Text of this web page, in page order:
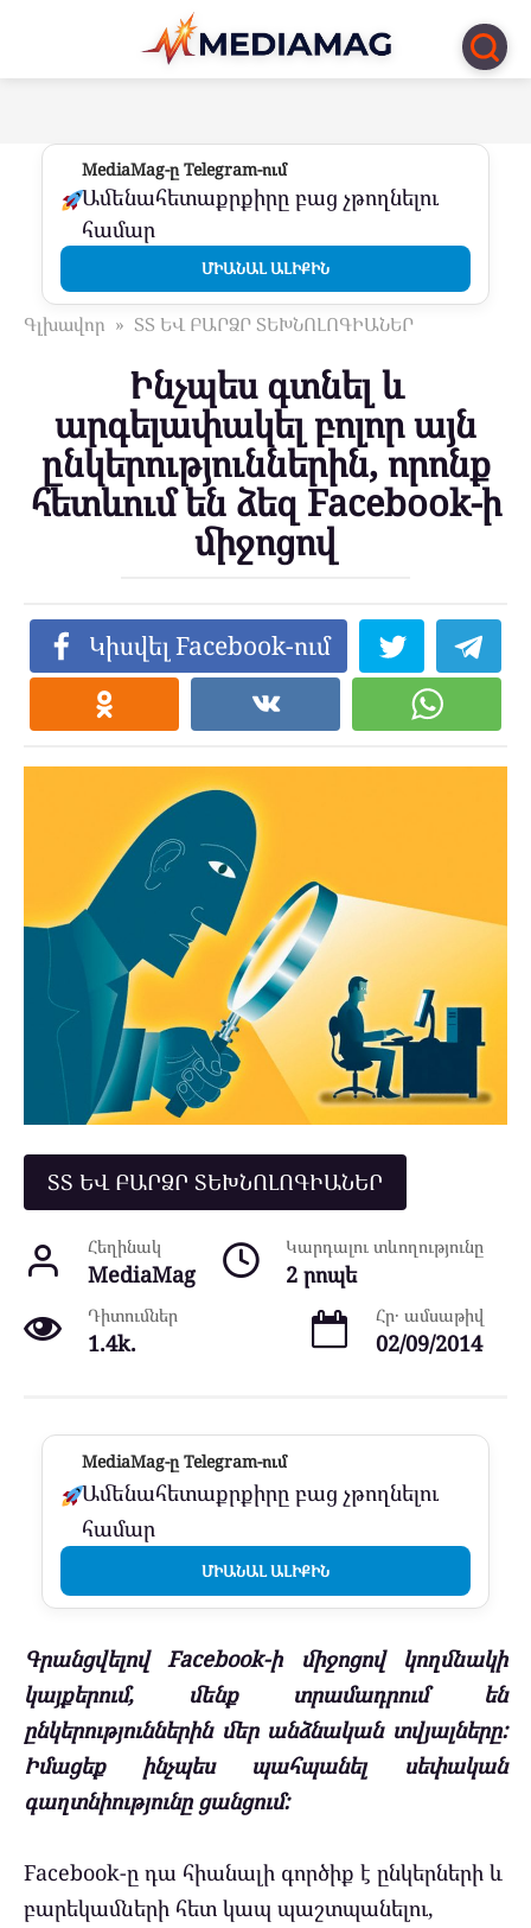
Перейти
контенту
MediaMag-ը Telegram-ում
Ամենահետաքրքիրը բաց չթողնելու
համար
ՄԻԱՆԱԼ ԱԼԻՔԻՆ
Գլխավոր » ՏՏ ԵՎ ԲԱՐՁՐ ՏԵԽՆՈԼՈԳԻԱՆԵՐ
Ինչպես գտնել և
արգելափակել բոլոր այն
ընկերություններին, որոնք
հետևում են ձեզ Facebook-ի
միջոցով
Կիսվել Facebook-ում
ՏՏ ԵՎ ԲԱՐՁՐ ՏԵԽՆՈԼՈԳԻԱՆԵՐ
Հեղինակ
MediaMag
Կարդալու տևողությունը
2 րոպե
Դիտումներ
1.4k.
Հր․ ամսաթիվ
02/09/2014
MediaMag-ը Telegram-ում
Ամենահետաքրքիրը բաց չթողնելու
համար
ՄԻԱՆԱԼ ԱԼԻՔԻՆ
Գրանցվելով Facebook-ի միջոցով կողմնակի
կայքերում, մենք տրամադրում են
ընկերություններին մեր անձնական տվյալները:
Իմացեք ինչպես պահպանել սեփական
գաղտնիությունը ցանցում:
Facebook-ը դա հիանալի գործիք է ընկերների և
բարեկամների հետ կապ պաշտպանելու,